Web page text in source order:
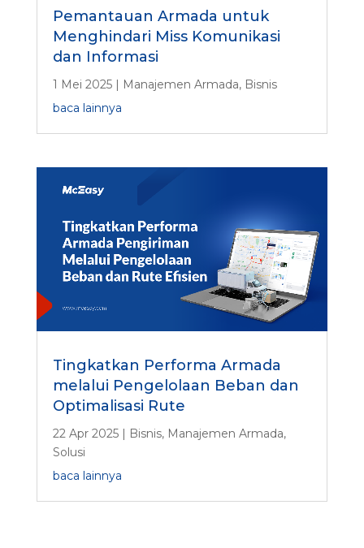
Pemantauan Armada untuk
Menghindari Miss Komunikasi
dan Informasi
1 Mei 2025| Manajemen Armada, Bisnis
baca lainnya
Tingkatkan Performa Armada
melalui Pengelolaan Beban dan
Optimalisasi Rute
22 Apr 2025| Bisnis, Manajemen Armada,
Solusi
baca lainnya